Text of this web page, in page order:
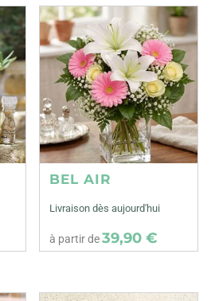
BEL AIR
Livraison dès aujourd'hui
à partir de39,90 €